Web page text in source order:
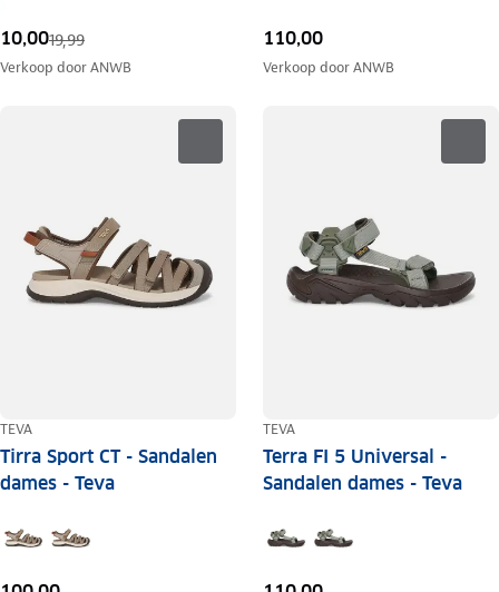
10,0019,99
Verkoop doorANWB
110,00
Verkoop doorANWB
TEVA
Tirra Sport CT - Sandalen
dames - Teva
TEVA
Terra FI 5 Universal -
Sandalen dames - Teva